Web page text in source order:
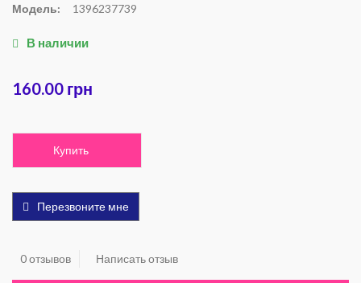
Модель: 1396237739
В наличии
160.00 грн
Купить
Перезвоните мне
0 отзывов Написать отзыв